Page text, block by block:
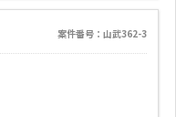
案件番号：山武362-3